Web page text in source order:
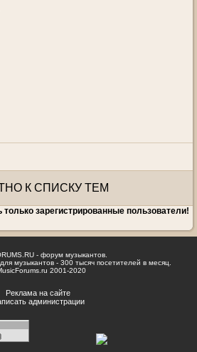
К СПИСКУ ТЕМ
зарегистрированные пользователи!
- форум музыкантов.
музыкантов - 300 тысяч посетителей в месяц.
2001-2020
Реклама на сайте
администрации